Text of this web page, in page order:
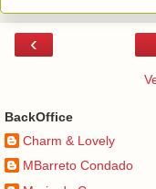
‹
BackOffice
Charm & Lovely
MBarreto Condado